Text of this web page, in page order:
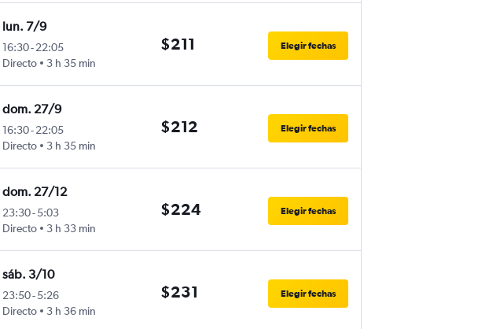
lun. 7/9
16:30-22:05
Directo
3 h 35 min
$211 Elegir fechas
dom. 27/9
16:30-22:05
Directo
3 h 35 min
$212 Elegir fechas
dom. 27/12
23:30-5:03
Directo
3 h 33 min
$224 Elegir fechas
sáb. 3/10
23:50-5:26
Directo
3 h 36 min
$231 Elegir fechas